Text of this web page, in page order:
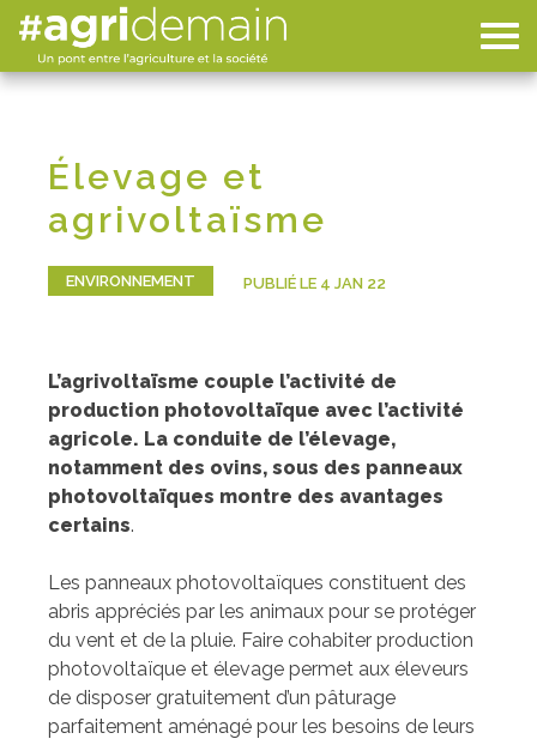
Élevage et
agrivoltaïsme
ENVIRONNEMENT PUBLIÉ LE 4 JAN 22
L’agrivoltaïsme couple l’activité de
production photovoltaïque avec l’activité
agricole. La conduite de l’élevage,
notamment des ovins, sous des panneaux
photovoltaïques montre des avantages
certains.
Les panneaux photovoltaïques constituent des
abris appréciés par les animaux pour se protéger
du vent et de la pluie. Faire cohabiter production
photovoltaïque et élevage permet aux éleveurs
de disposer gratuitement d’un pâturage
parfaitement aménagé pour les besoins de leurs